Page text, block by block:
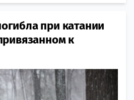
при катании
к